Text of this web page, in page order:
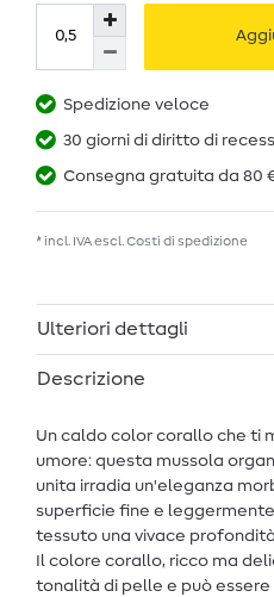
Spedizione veloce
30 giorni di diritto di
Consegna gratuita da 80
* incl. IVA escl. Costi di spedizione
Ulteriori dettagli
Descrizione
Un caldo color corallo che ti
umore: questa mussola
unita irradia un'eleganza
superficie fine e
tessuto una vivace
Il colore corallo, ricco ma
tonalità di pelle e può